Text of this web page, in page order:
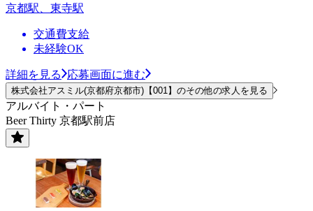
京都駅、東寺駅
交通費支給
未経験OK
詳細を見る 応募画面に進む
株式会社アスミル(京都府京都市)【001】のその他の求人を見る
アルバイト・パート
Beer Thirty 京都駅前店